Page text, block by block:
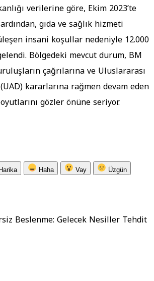
verilerine göre, Ekim 2023’te
gıda ve sağlık hizmeti
insani koşullar nedeniyle 12.000
Bölgedeki mevcut durum, BM
çağrılarına ve Uluslararası
kararlarına rağmen devam eden
gözler önüne seriyor.
Harika Haha Vay Üzgün
Beslenme: Gelecek Nesiller Tehdit